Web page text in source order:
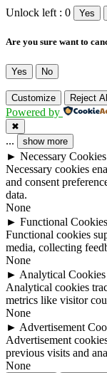
Unlock left : 0 Yes
Are you sure want to
Yes No
Customize Reject
Powered by
✖
... show more
► Necessary Cookies
Necessary cookies
and consent
data.
None
► Functional Cookies
Functional cookies
media, collecting
None
► Analytical Cookies
Analytical cookies
metrics like visitor
None
► Advertisement
Advertisement
previous visits and
None